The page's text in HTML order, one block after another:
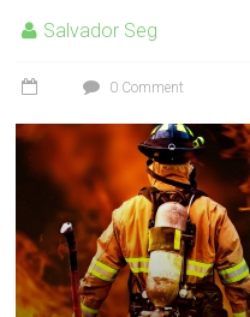
Salvador Seg
0 Comment